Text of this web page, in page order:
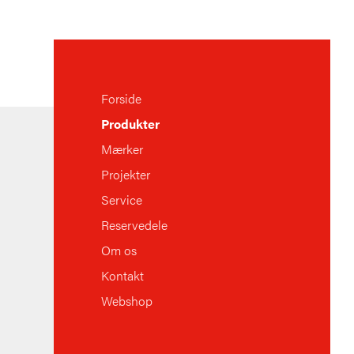
Forside
Produkter
Mærker
Projekter
Service
Reservedele
Om os
Kontakt
Webshop